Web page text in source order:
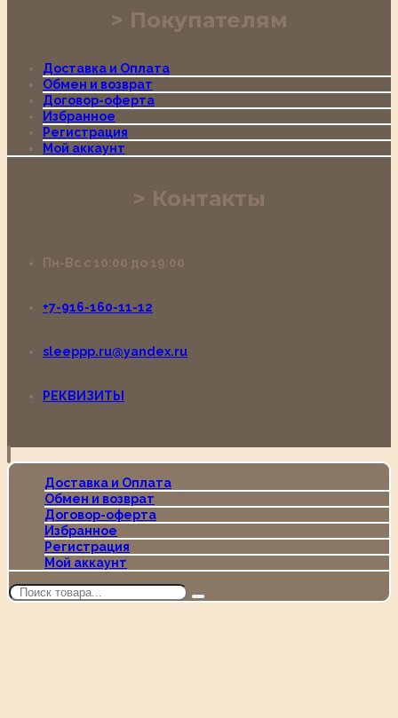
Покупателям
Доставка и Оплата
Обмен и возврат
Договор-оферта
Избранное
Регистрация
Мой аккаунт
Контакты
Пн-Вс с 10:00 до 19:00
+7-916-160-11-12
sleeppp.ru@yandex.ru
РЕКВИЗИТЫ
Доставка и Оплата
Обмен и возврат
Договор-оферта
Избранное
Регистрация
Мой аккаунт